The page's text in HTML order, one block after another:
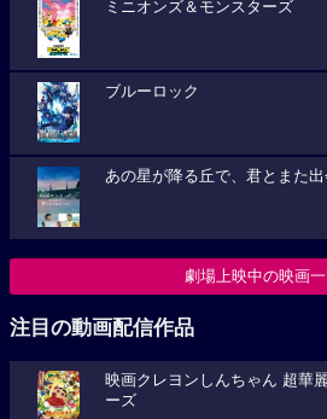
ミニオンズ＆モンスターズ
ブルーロック
あの星が降る丘で、君とまた出
劇場上映中の映画
注目の動画配信作品
映画クレヨンしんちゃん 超華
ーズ